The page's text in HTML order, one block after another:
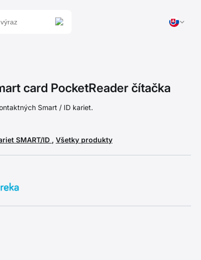
card PocketReader čítačka
Smart / ID kariet.
SMART/ID , Všetky produkty